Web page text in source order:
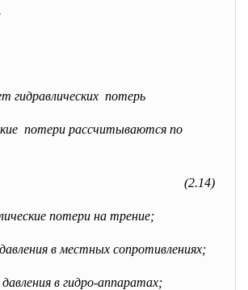
гидравлических потерь
потери рассчитываются по
(2.14)
потери на трение;
в местных сопротивлениях;
в гидро-аппаратах;